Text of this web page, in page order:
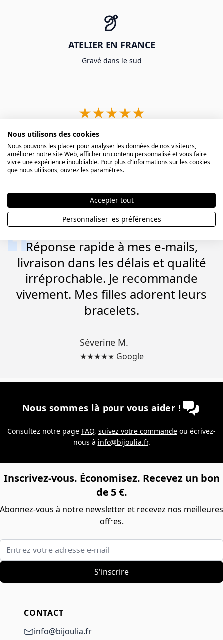
ATELIER EN FRANCE
Gravé dans le sud
★★★★★
Avis clients sur Bijoulia
Découvrez pourquoi nos clients choisissent Bijoulia et comment ils
évaluent nos bijoux personnalisés, nos gravures, la qualité de nos
créations, la livraison et notre service client.
Expériences de nos clients
Réponse rapide à mes e-mails,
livraison dans les délais et qualité
irréprochable. Je recommande
vivement. Mes filles adorent leurs
bracelets.
Séverine M.
★★★★★ Google
Nous sommes là pour vous aider !
Consultez notre page FAQ, suivez votre commande ou écrivez-
nous à info@bijoulia.fr.
Inscrivez-vous. Économisez. Recevez un bon
de 5 €.
Abonnez-vous à notre newsletter et recevez nos meilleures
offres.
Entrez votre adresse e-mail
S'inscrire
CONTACT
info@bijoulia.fr
Nous utilisons des cookies
Nous pouvons les placer pour analyser les données de nos visiteurs,
améliorer notre site Web, afficher un contenu personnalisé et vous faire
vivre une expérience inoubliable. Pour plus d'informations sur les cookies
que nous utilisons, ouvrez les paramètres.
Accepter tout
Personnaliser les préférences